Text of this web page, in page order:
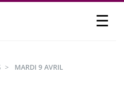
☰
MARDI 9 AVRIL